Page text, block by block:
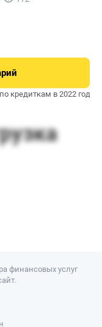
кредиткам в 2022 году
финансовых услуг